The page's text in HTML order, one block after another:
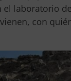
laboratorio
con